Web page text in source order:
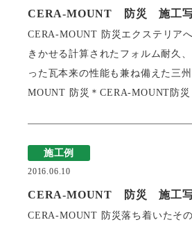
CERA-MOUNT 防災 施工写
CERA-MOUNT 防災エクステリア
きかせる計算されたフォルム耐久
った瓦本来の性能も兼ね備えた三
MOUNT 防災＊CERA-MOUNT防災
施工例
2016.06.10
CERA-MOUNT 防災 施工写
CERA-MOUNT 防災落ち着いたそ